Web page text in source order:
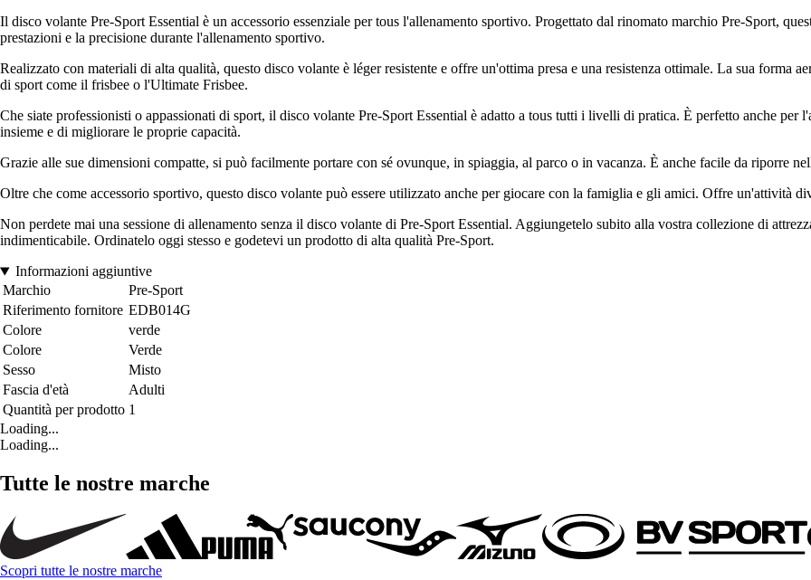
Il disco volante Pre-Sport Essential è un accessorio essenziale per tous l'allenamento sportivo. Progettato dal rinomato marchio Pre-Sport,
prestazioni e la precisione durante l'allenamento sportivo.
Realizzato con materiali di alta qualità, questo disco volante è léger resistente e offre un'ottima presa e una resistenza ottimale. La sua forma
di sport come il frisbee o l'Ultimate Frisbee.
Che siate professionisti o appassionati di sport, il disco volante Pre-Sport Essential è adatto a tous tutti i livelli di pratica. È perfetto anche
insieme e di migliorare le proprie capacità.
Grazie alle sue dimensioni compatte, si può facilmente portare con sé ovunque, in spiaggia, al parco o in vacanza. È anche facile da riporre
Oltre che come accessorio sportivo, questo disco volante può essere utilizzato anche per giocare con la famiglia e gli amici. Offre un'attività
Non perdete mai una sessione di allenamento senza il disco volante di Pre-Sport Essential. Aggiungetelo subito alla vostra collezione di
indimenticabile. Ordinatelo oggi stesso e godetevi un prodotto di alta qualità Pre-Sport.
Informazioni aggiuntive
Marchio
Pre-Sport
Riferimento fornitore EDB014G
Colore
verde
Colore
Verde
Sesso
Misto
Fascia d'età
Adulti
Quantità per prodotto 1
Loading...
Loading...
Tutte le nostre marche
Scopri tutte le nostre marche